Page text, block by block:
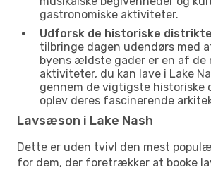
gastronomiske aktiviteter.
Udforsk de historiske
tilbringe dagen udendørs med
byens ældste gader er en af de
aktiviteter, du kan lave i Lake
gennem de vigtigste historiske
oplev deres fascinerende
Lavsæson i Lake Nash
Dette er uden tvivl den mest
for dem, der foretrækker at booke